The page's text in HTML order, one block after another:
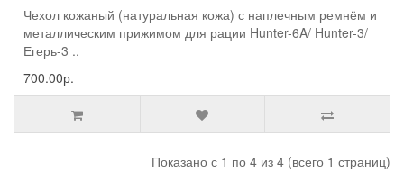
Чехол кожаный (натуральная кожа) с наплечным ремнём и
металлическим прижимом для рации Hunter-6A/ Hunter-3/
Егерь-3 ..
700.00р.
Показано с 1 по 4 из 4 (всего 1 страниц)